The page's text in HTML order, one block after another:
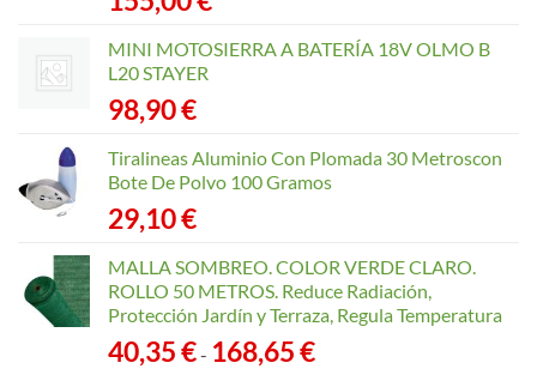
MINI MOTOSIERRA A BATERÍA 18V OLMO B
L20 STAYER
98,90€
Tiralineas Aluminio Con Plomada 30 Metroscon
Bote De Polvo 100 Gramos
29,10€
MALLA SOMBREO. COLOR VERDE CLARO.
ROLLO 50 METROS. Reduce Radiación,
Protección Jardín y Terraza, Regula Temperatura
40,35€- 168,65€Rango